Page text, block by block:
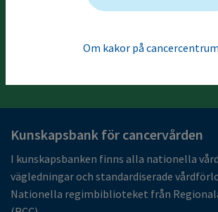
Om kakor på
Kunskapsbank för cancervården
I kunskapsbanken finns alla nationella
vägledningar och standardiserade
Nationella regimbiblioteket från